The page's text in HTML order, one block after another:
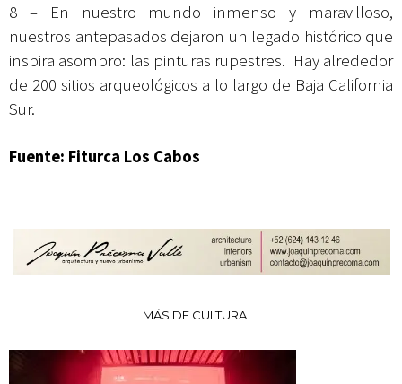
8 – En nuestro mundo inmenso y maravilloso,
nuestros antepasados dejaron un legado histórico que
inspira asombro: las pinturas rupestres. Hay alrededor
de 200 sitios arqueológicos a lo largo de Baja California
Sur.
Fuente: Fiturca Los Cabos
MÁS DE CULTURA